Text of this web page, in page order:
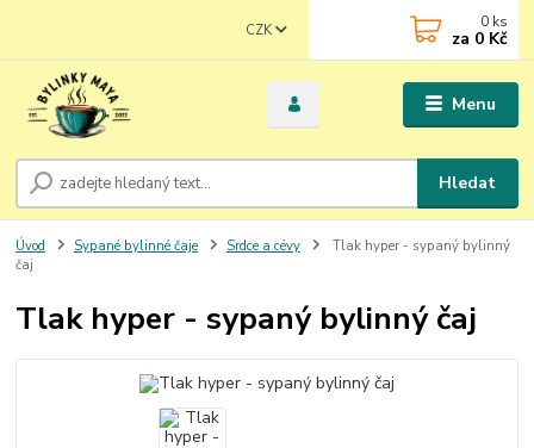
Menu
CZK
Hledat
0 ks
za 0 Kč
Úvod Sypané bylinné čaje Srdce a cévy
Tlak hyper - sypaný bylinný
čaj
Tlak hyper - sypaný bylinný čaj